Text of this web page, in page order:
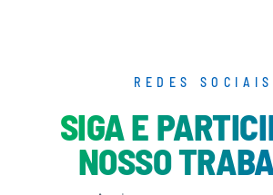
REDES SOCIAIS
SIGA E
NOSSO